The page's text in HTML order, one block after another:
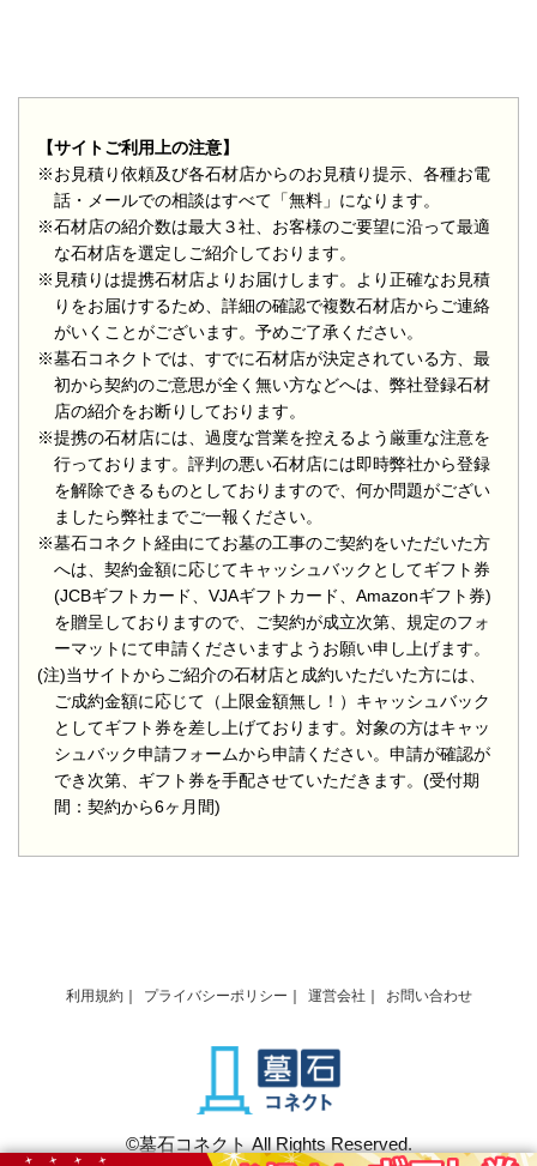
【サイトご利用上の注意】
※お見積り依頼及び各石材店からのお見積り提示、各種お電
話・メールでの相談はすべて「無料」になります。
※石材店の紹介数は最大３社、お客様のご要望に沿って最適
な石材店を選定しご紹介しております。
※見積りは提携石材店よりお届けします。より正確なお見積
りをお届けするため、詳細の確認で複数石材店からご連絡
がいくことがございます。予めご了承ください。
※墓石コネクトでは、すでに石材店が決定されている方、最
初から契約のご意思が全く無い方などへは、弊社登録石材
店の紹介をお断りしております。
※提携の石材店には、過度な営業を控えるよう厳重な注意を
行っております。評判の悪い石材店には即時弊社から登録
を解除できるものとしておりますので、何か問題がござい
ましたら弊社までご一報ください。
※墓石コネクト経由にてお墓の工事のご契約をいただいた方
へは、契約金額に応じてキャッシュバックとしてギフト券
(JCBギフトカード、VJAギフトカード、Amazonギフト券)
を贈呈しておりますので、ご契約が成立次第、規定のフォ
ーマットにて申請くださいますようお願い申し上げます。
(注)当サイトからご紹介の石材店と成約いただいた方には、
ご成約金額に応じて（上限金額無し！）キャッシュバック
としてギフト券を差し上げております。対象の方はキャッ
シュバック申請フォームから申請ください。申請が確認が
でき次第、ギフト券を手配させていただきます。(受付期
間：契約から6ヶ月間)
利用規約 プライバシーポリシー 運営会社 お問い合わせ
©墓石コネクト All Rights Reserved.